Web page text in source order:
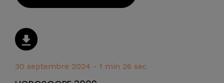
30 septembre 2024 - 1 min 26 sec